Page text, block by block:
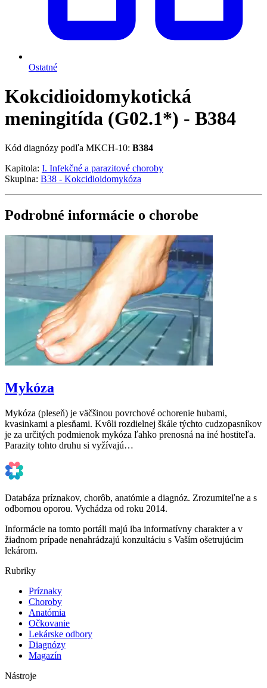
Ostatné
Kokcidioidomykotická
meningitída (G02.1*) - B384
Kód diagnózy podľa MKCH-10: B384
Kapitola: I. Infekčné a parazitové choroby
Skupina: B38 - Kokcidioidomykóza
Podrobné informácie o chorobe
Mykóza
Mykóza (pleseň) je väčšinou povrchové ochorenie hubami,
kvasinkami a plesňami. Kvôli rozdielnej škále týchto cudzopasníkov
je za určitých podmienok mykóza ľahko prenosná na iné hostiteľa.
Parazity tohto druhu si vyžívajú…
Databáza príznakov, chorôb, anatómie a diagnóz. Zrozumiteľne a s
odbornou oporou. Vychádza od roku 2014.
Informácie na tomto portáli majú iba informatívny charakter a v
žiadnom prípade nenahrádzajú konzultáciu s Vaším ošetrujúcim
lekárom.
Rubriky
Príznaky
Choroby
Anatómia
Očkovanie
Lekárske odbory
Diagnózy
Magazín
Nástroje